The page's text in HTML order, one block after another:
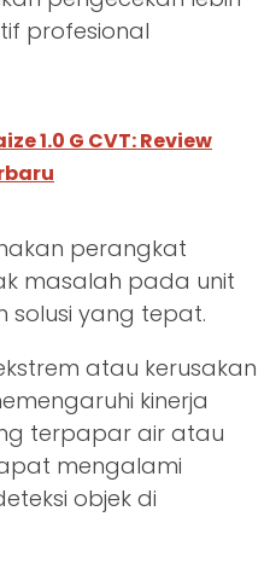
profesional
1.0 G CVT: Review
perangkat
masalah pada unit
solusi yang tepat.
atau kerusakan
kinerja
terpapar air atau
mengalami
objek di